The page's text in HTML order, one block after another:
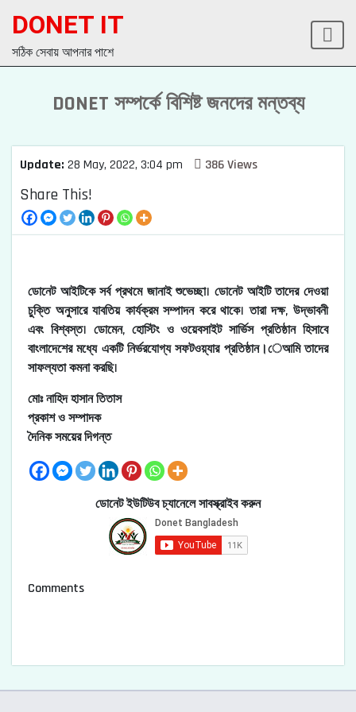
DONET IT
সঠিক সেবায় আপনার পাশে
DONET সম্পর্কে বিশিষ্ট জনদের মন্তব্য
Update: 28 May, 2022, 3:04 pm 386 Views
Share This!
ডোনেট আইটিকে সর্ব প্রথমে জানাই শুভেচ্ছা। ডোনেট আইটি তাদের দেওয়া
চুক্তি অনুসারে যাবতিয় কার্যক্রম সম্পাদন করে থাকে। তারা দক্ষ, উদ্ভাবনী
এবং বিশ্বস্ত। ডোমেন, হোস্টিং ও ওয়েবসাইট সার্ভিস প্রতিষ্ঠান হিসাবে
বাংলাদেশের মধ্যে একটি নির্ভরযোগ্য সফটওয়্যার প্রতিষ্ঠান।েআমি তাদের
সাফল্যতা কমনা করছি।
মোঃ নাহিদ হাসান তিতাস
প্রকাশ ও সম্পাদক
দৈনিক সময়ের দিগন্ত
ডোনেট ইউটিউব চ্যানেলে সাবস্ক্রাইব করুন
Comments